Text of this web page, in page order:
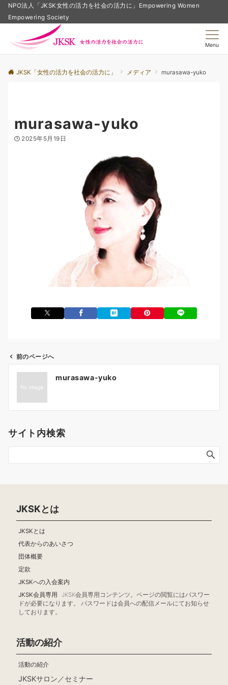
NPO法人「JKSK女性の活力を社会の活力に」Empowering Women
Empowering Society
Menu
JKSK「女性の活力を社会の活力に」 メディア murasawa-yuko
murasawa-yuko
2025年5月19日
ビ
ー
シ
前のページへ
murasawa-yuko
サイト内検索
JKSKとは
JKSKとは
代表からのあいさつ
団体概要
定款
JKSKへの入会案内
JKSK会員専用
JKSK会員専用コンテンツ。ページの閲覧にはパスワー
ドが必要になります。 パスワードは会員への配信メールにてお知らせ
しております。
活動の紹介
活動の紹介
JKSKサロン／セミナー